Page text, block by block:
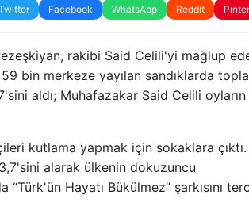
Facebook WhatsApp Reddit
rakibi Said Celili'yi mağlup
bin merkeze yayılan sandıklarda
aldı; Muhafazakar Said Celili
kutlama yapmak için sokaklara çıktı.
alarak ülkenin dokuzuncu
Hayatı Bükülmez” şarkısını